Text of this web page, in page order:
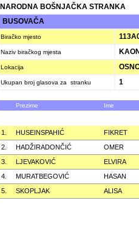
NARODNA BOŠNJAČKA STRANKA
BUSOVAČA
Biračko mjesto
Naziv biračkog mjesta
Lokacija
Ukupan broj glasova za stranku 1
Prezime Ime
1. HUSEINSPAHIĆ
FIKRET
2.
HADŽIRADONČIĆ
OMER
3.
LJEVAKOVIĆ
ELVIRA
4.
MURATBEGOVIĆ
HASAN
5.
SKOPLJAK ALISA